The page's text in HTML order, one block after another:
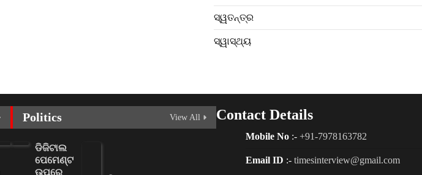
ସ୍ୱତନ୍ତ୍ର
ସ୍ୱାସ୍ଥ୍ୟ
Politics View All
ଡିଜିଟାଲ
ପେମେଣ୍ଟ
ଉପରେ
Contact Details
Mobile No :- +91-7978163782
Email ID :- timesinterview@gmail.com